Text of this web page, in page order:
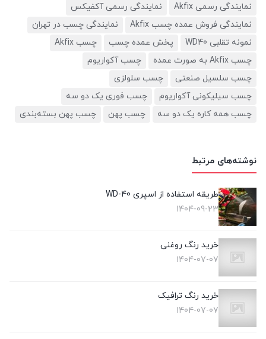
نمایندگی رسمی Akfix
نمایندگی رسمی آکفیکس
نمایندگی فروش عمده چسب Akfix
نمایندگی چسب در تهران
نمونه تقلبی WD40
پخش عمده چسب
چسب Akfix
چسب Akfix به صورت عمده
چسب آکواریوم
چسب سلسیل صنعتی
چسب سلولزی
چسب سیلیکونی آکواریوم
چسب فوری یک دو سه
چسب همه کاره یک دو سه
چسب پهن چسب پهن بسته‌بندی
نوشته‌های مرتبط
طریقه استفاده از اسپری WD-40
1404-09-23
خرید رنگ روغنی
1404-07-07
خرید رنگ ترافیک
1404-07-07